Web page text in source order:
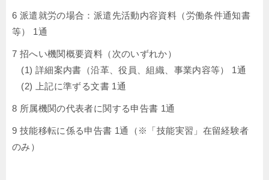
6 派遣就労の場合：派遣先活動内容資料（労働条件通知書
等） 1通
7 招へい機関概要資料（次のいずれか）
(1) 詳細案内書（沿革、役員、組織、事業内容等） 1通
(2) 上記に準ずる文書 1通
8 所属機関の代表者に関する申告書 1通
9 技能移転に係る申告書 1通（※「技能実習」在留経験者
のみ）